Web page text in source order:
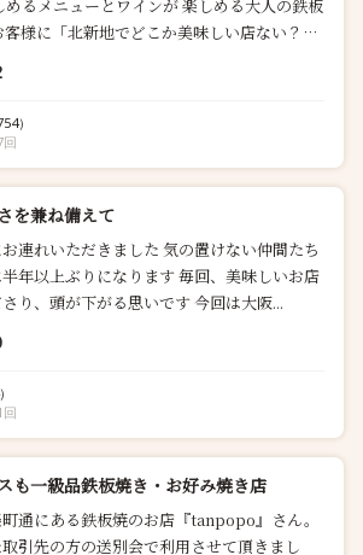
トに入れてます。 女の子に同伴場所
）
回
を兼ね備えて
きました 気の置けない仲間たち
りになります 毎回、美味しいお店
を色々と考えてくださり、頭が下がる思いです 今回は大阪...
回
も一級品鉄板焼き・お好み焼き店
通にある鉄板焼のお店『tanpopo』さん。
引先の方の送別会で利用させて頂きまし